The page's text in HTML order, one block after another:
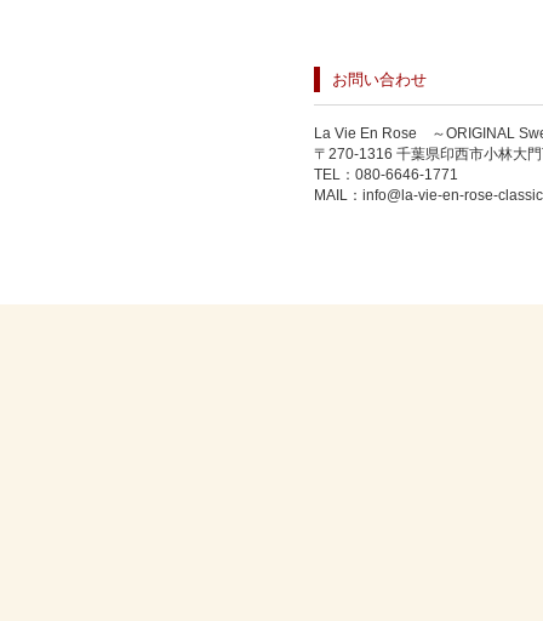
お問い合わせ
La Vie En Rose ～ORIGINAL
〒270-1316 千葉県印西市小林大
TEL： 080-6646-1771
MAIL： info@la-vie-en-rose-